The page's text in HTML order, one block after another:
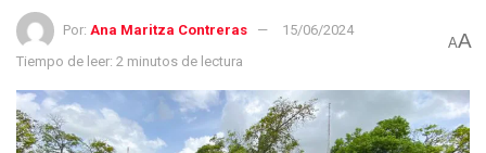
Por: Ana Maritza Contreras
15/06/2024
Tiempo de leer: 2 minutos de lectura
AA